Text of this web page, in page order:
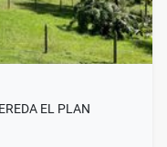
EL PLAN